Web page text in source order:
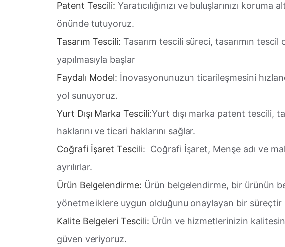
Patent Tescili: Yaratıcılığınızı ve buluşlarınızı
önünde tutuyoruz.
Tasarım Tescili: Tasarım tescili süreci, tasarımın
yapılmasıyla başlar
Faydalı Model: İnovasyonunuzun ticarileşmesini
yol sunuyoruz.
Yurt Dışı Marka Tescili:Yurt dışı marka patent tescili,
haklarını ve ticari haklarını sağlar.
Coğrafi İşaret Tescili: Coğrafi İşaret, Menşe adı ve
ayrılırlar.
Ürün Belgelendirme: Ürün belgelendirme, bir ürünün
yönetmeliklere uygun olduğunu onaylayan bir süreçtir
Kalite Belgeleri Tescili: Ürün ve hizmetlerinizin
güven veriyoruz.